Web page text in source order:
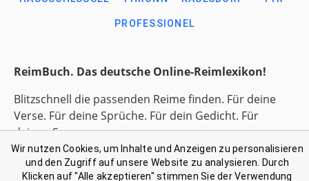
PROFESSIONEL
ReimBuch. Das deutsche Online-Reimlexikon!
Blitzschnell die passenden Reime finden. Für deine
Verse. Für deine Sprüche. Für dein Gedicht. Für
deinen Song.
Link-Liste gesammelter Begriffe
Wir nutzen Cookies, um Inhalte und Anzeigen zu personalisieren
und den Zugriff auf unsere Website zu analysieren. Durch
Klicken auf "Alle akzeptieren" stimmen Sie der Verwendung